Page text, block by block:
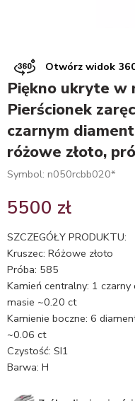
Otwórz widok
Piękno ukryte w
Pierścionek
czarnym
różowe złoto,
Symbol: n050rcbb020*
5500 zł
SZCZEGÓŁY PRODUKTU:
Kruszec: Różowe złoto
Próba: 585
Kamień centralny: 1
masie ~0.20 ct
Kamienie boczne: 6
~0.06 ct
Czystość: SI1
Barwa: H